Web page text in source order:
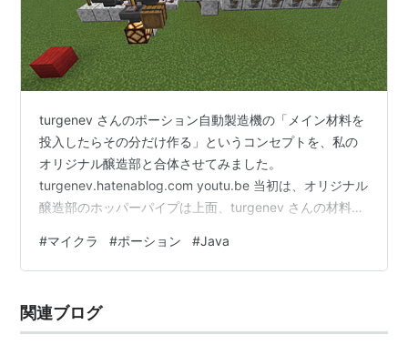
その後、Java はネットワークやセキュリティに強くミ
ッションクリティカルに向いているという言語の特徴か
ら、サーバーサイド (JavaServlet) でB2B、基幹系業
務、金融系など幅広い分野で使われ Java 言語を爆発的
に普及させる基礎を築いた。
マシン性能が向上し、かつ JVM (Java Virtual
Machine) の性能が向上した今では、Applet
れるJava Web Startと Java Swing(GUI) の性能向上
ムとしてJava ME
turgenev さんのポーション自動製造機の「メイン材料を
投入したらその分だけ作る」というコンセプトを、私の
オリジナル醸造部と合体させてみました。
turgenev.hatenablog.com youtu.be 当初は、オリジナル
醸造部のホッパーパイプは上面、turgenev さんの材料選
形にすると合体し易いかと思われましたが、オリジナル
の材料選択搬出部と醸造部の間にメイン材料搬出を挟む
錯誤の結果、動作するようになりました。 正面 中央の額
縁の無い樽がメイン材料投入口です。ホッパーパイプは
#マイクラ #ポーション #Java
関連ブログ